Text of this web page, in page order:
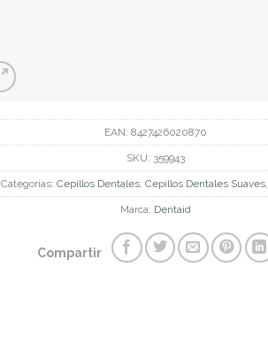
EAN:8427426020870
SKU: 359943
Categorías:Cepillos Dentales,Cepillos Dentales Suaves,
Marca: Dentaid
Compartir